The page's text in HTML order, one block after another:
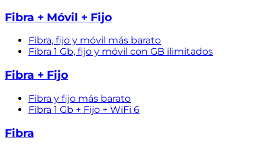
Fibra + Móvil + Fijo
Fibra, fijo y móvil más barato
Fibra 1 Gb, fijo y móvil con GB ilimitados
Fibra + Fijo
Fibra y fijo más barato
Fibra 1 Gb + Fijo + WiFi 6
Fibra